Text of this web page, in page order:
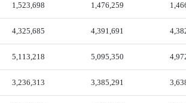
1,523,698 1,476,259
4,325,685 4,391,691
5,113,218 5,095,350
3,236,313 3,385,291